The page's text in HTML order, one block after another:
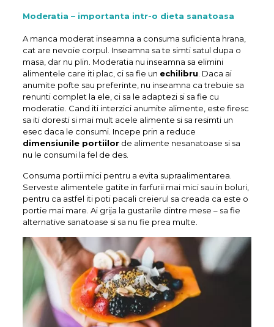
Moderatia – importanta intr-o dieta sanatoasa
A manca moderat inseamna a consuma suficienta hrana,
cat are nevoie corpul. Inseamna sa te simti satul dupa o
masa, dar nu plin. Moderatia nu inseamna sa elimini
alimentele care iti plac, ci sa fie un echilibru . Daca ai
anumite pofte sau preferinte, nu inseamna ca trebuie sa
renunti complet la ele, ci sa le adaptezi si sa fie cu
moderatie. Cand iti interzici anumite alimente, este firesc
sa iti doresti si mai mult acele alimente si sa resimti un
esec daca le consumi. Incepe prin a reduce
dimensiunile portiilorde alimente nesanatoase si sa
nu le consumi la fel de des.
Consuma portii mici pentru a evita supraalimentarea.
Serveste alimentele gatite in farfurii mai mici sau in boluri,
pentru ca astfel iti poti pacali creierul sa creada ca este o
portie mai mare. Ai grija la gustarile dintre mese – sa fie
alternative sanatoase si sa nu fie prea multe.